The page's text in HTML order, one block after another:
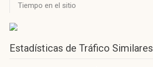
Tiempo en el sitio
Estadísticas de Tráfico Similares